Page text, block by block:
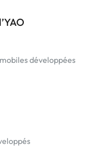
développées